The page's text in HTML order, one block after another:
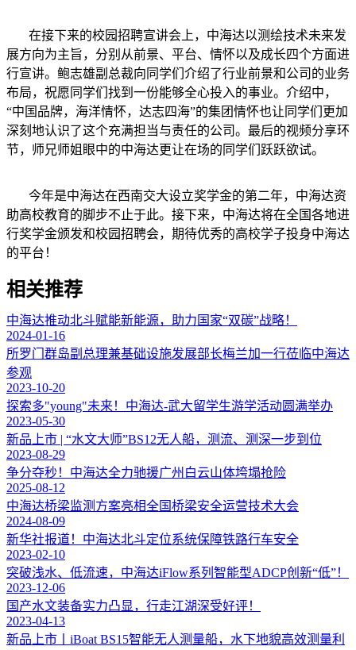
在接下来的校园招聘宣讲会上，中海达以测绘技术未来发
展方向为主旨，分别从前景、平台、情怀以及成长四个方面进
行宣讲。鲍志雄副总裁向同学们介绍了行业前景和公司的业务
布局，祝愿同学们找到一份能够全心投入的事业。介绍中，
“中国品牌，海洋情怀，达志四海”的集团情怀也让同学们更加
深刻地认识了这个充满担当与责任的公司。最后的视频分享环
节，师兄师姐眼中的中海达更让在场的同学们跃跃欲试。
今年是中海达在西南交大设立奖学金的第二年，中海达资
助高校教育的脚步不止于此。接下来，中海达将在全国各地进
行奖学金颁发和校园招聘会，期待优秀的高校学子投身中海达
的平台！
相关推荐
中海达推动北斗赋能新能源，助力国家“双碳”战略！
2024-01-16
所罗门群岛副总理兼基础设施发展部长梅兰加一行莅临中海达
参观
2023-10-20
探索多"young"未来！中海达-武大留学生游学活动圆满举办
2023-05-30
新品上市 | “水文大师”BS12无人船，测流、测深一步到位
2023-08-29
争分夺秒！中海达全力驰援广州白云山体垮塌抢险
2025-08-12
中海达桥梁监测方案亮相全国桥梁安全运营技术大会
2024-08-09
新华社报道！中海达北斗定位系统保障铁路行车安全
2023-02-10
突破浅水、低流速，中海达iFlow系列智能型ADCP创新“低”！
2023-12-06
国产水文装备实力凸显，行走江湖深受好评！
2023-04-13
新品上市丨iBoat BS15智能无人测量船，水下地貌高效测量利